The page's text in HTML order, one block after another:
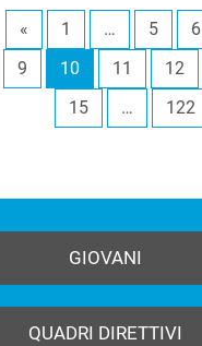
« 1 … 5 6
9
10 11 12
15
… 122
GIOVANI
QUADRI DIRETTIVI